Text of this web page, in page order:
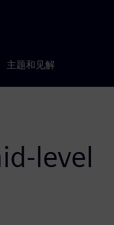
主题和见解
level